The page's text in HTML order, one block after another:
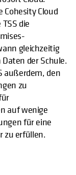
Cohesity Cloud
die
gleichzeitig
der Schule.
außerdem, den
zu
auf wenige
für eine
zu erfüllen.